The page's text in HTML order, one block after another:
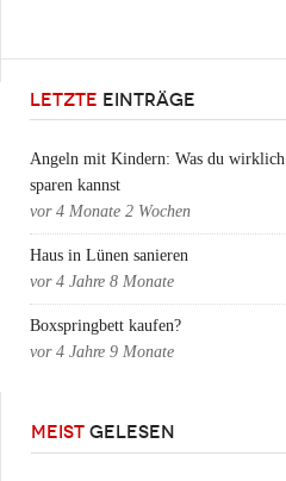
LETZTE EINTRÄGE
Angeln mit Kindern: Was du
sparen kannst
vor 4 Monate 2 Wochen
Haus in Lünen sanieren
vor 4 Jahre 8 Monate
Boxspringbett kaufen?
vor 4 Jahre 9 Monate
MEIST GELESEN